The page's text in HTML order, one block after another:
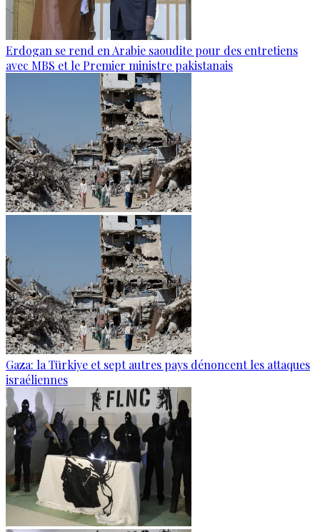
Erdogan se rend en Arabie saoudite pour des entretiens
avec MBS et le Premier ministre pakistanais
Gaza: la Türkiye et sept autres pays dénoncent les attaques
israéliennes